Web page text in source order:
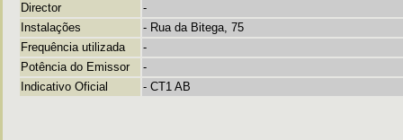
Director
-
Instalações
- Rua da Bitega, 75
Frequência utilizada
-
Potência do Emissor
-
Indicativo Oficial
- CT1 AB